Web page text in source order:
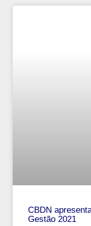
CBDN
Gestão 2021